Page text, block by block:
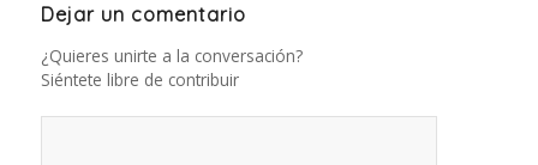
Dejar un comentario
¿Quieres unirte a la conversación?
Siéntete libre de contribuir